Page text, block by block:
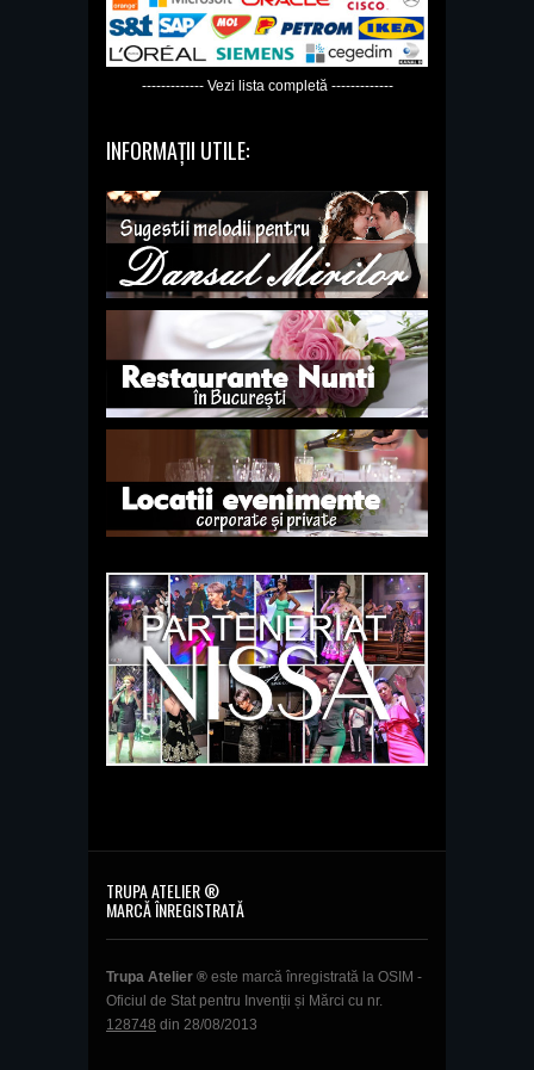
------------- Vezi lista completă -------------
INFORMAȚII UTILE:
TRUPA ATELIER ®
MARCĂ ÎNREGISTRATĂ
Trupa Atelier ® este marcă înregistrată la OSIM -
Oficiul de Stat pentru Invenții și Mărci cu nr.
128748 din 28/08/2013